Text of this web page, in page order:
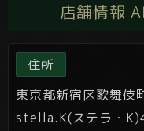
店舗情報
住所
東京都新宿区歌舞
stella.K(ステラ・